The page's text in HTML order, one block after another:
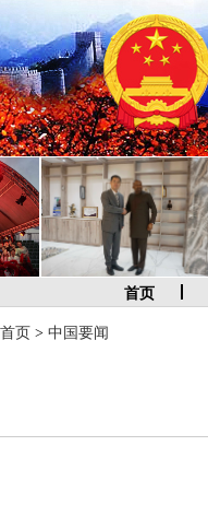
首页
首页 > 中国要闻